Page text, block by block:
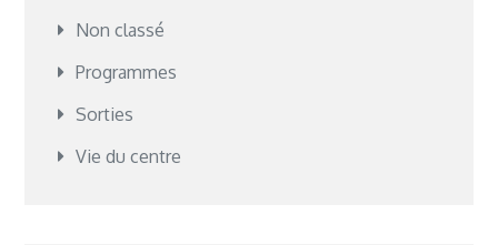
Non classé
Programmes
Sorties
Vie du centre